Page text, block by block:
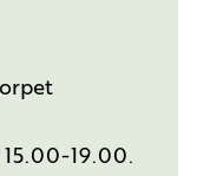
19.00.